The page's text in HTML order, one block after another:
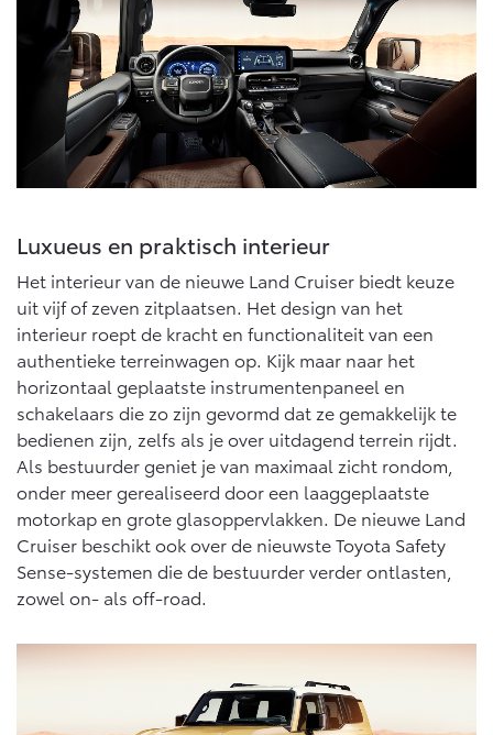
Luxueus en praktisch interieur
Het interieur van de nieuwe Land Cruiser biedt keuze
uit vijf of zeven zitplaatsen. Het design van het
interieur roept de kracht en functionaliteit van een
authentieke terreinwagen op. Kijk maar naar het
horizontaal geplaatste instrumentenpaneel en
schakelaars die zo zijn gevormd dat ze gemakkelijk te
bedienen zijn, zelfs als je over uitdagend terrein rijdt.
Als bestuurder geniet je van maximaal zicht rondom,
onder meer gerealiseerd door een laaggeplaatste
motorkap en grote glasoppervlakken. De nieuwe Land
Cruiser beschikt ook over de nieuwste Toyota Safety
Sense-systemen die de bestuurder verder ontlasten,
zowel on- als off-road.